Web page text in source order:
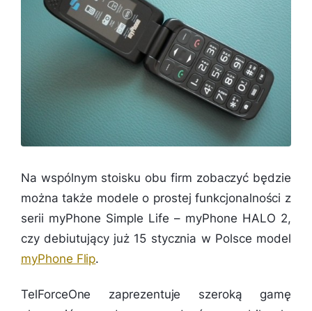
Na wspólnym stoisku obu firm zobaczyć będzie
można także modele o prostej funkcjonalności z
serii myPhone Simple Life – myPhone HALO 2,
czy debiutujący już 15 stycznia w Polsce model
myPhone Flip.
TelForceOne zaprezentuje szeroką gamę